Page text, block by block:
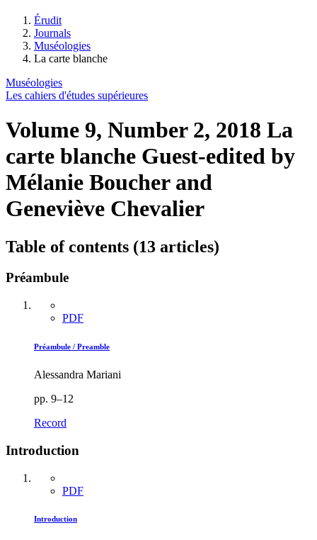
Érudit
Journals
Muséologies
La carte blanche
Muséologies
Les cahiers d'études supérieures
Volume 9, Number 2, 2018 La
carte blanche Guest-edited by
Mélanie Boucher and
Geneviève Chevalier
Table of contents (13 articles)
Préambule
PDF
Préambule / Preamble
Alessandra Mariani
pp. 9–12
Record
Introduction
PDF
Introduction